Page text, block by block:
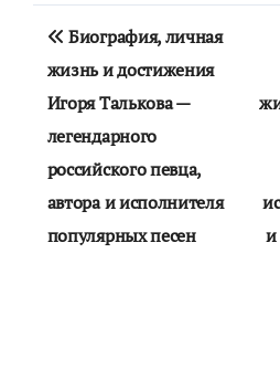
Навигация
по
записям
Биография, личная
жизнь и достижения
Игоря Талькова —
легендарного
российского певца,
автора и исполнителя
популярных песен